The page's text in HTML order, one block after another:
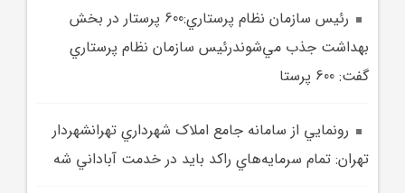
رئيس سازمان نظام پرستاري:600 پرستار در بخش
بهداشت جذب مي‌شوندرئيس سازمان نظام پرستاري
گفت: 600 پرستا
رونمايي از سامانه جامع املاک شهرداري تهرانشهردار
تهران: تمام سرمايه‌هاي راکد بايد در خدمت آباداني شه